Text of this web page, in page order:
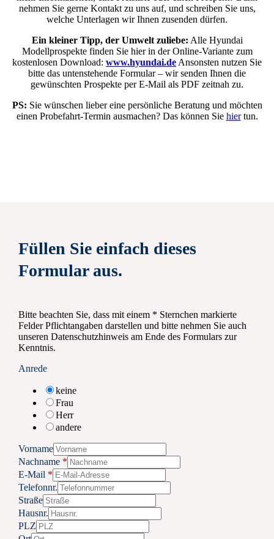
nehmen Sie gerne Kontakt zu uns auf, und schreiben Sie uns,
welche Unterlagen wir Ihnen zusenden dürfen.
Ein kleiner Tipp, der Umwelt zuliebe: Alle Hyundai
Modellprospekte finden Sie hier in der Online-Variante zum
kostenlosen Download: www.hyundai.de Ansonsten nutzen Sie
bitte das untenstehende Formular – wir senden Ihnen die
gewünschten Prospekte per E‑Mail als PDF zeitnah zu.
PS: Sie wünschen lieber eine persönliche Beratung und möchten
einen Probefahrt-Termin ausmachen? Das können Sie hiertun.
Füllen Sie einfach dieses
Formular aus.
Bitte beachten Sie, dass mit einem * Sternchen markierte
Felder Pflichtangaben darstellen und bitte nehmen Sie auch
unseren Datenschutzhinweis am Ende des Formulars zur
Kenntnis.
Anrede
keine
Frau
Herr
andere
Vorname
Nachname *
E-Mail *
Telefonnr.
Straße
Hausnr.
PLZ